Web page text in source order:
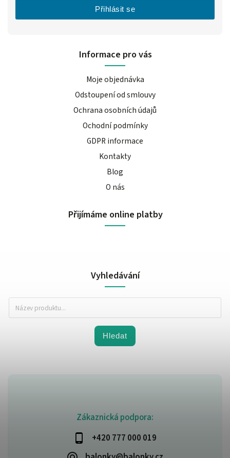
Zákaznická podpora:
+420 777 000 019
Informace pro vás
Moje objednávka
Odstoupení od smlouvy
Ochrana osobních údajů
Ochodní podmínky
GDPR informace
Kontakty
Blog
O nás
Přijímáme online platby
Vyhledávání
Hledat
Přihlásit se